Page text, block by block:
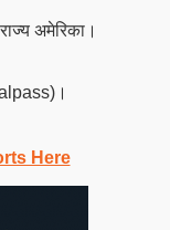
अमेरिका।
Here